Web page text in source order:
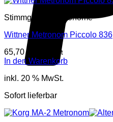
Stimmgeräte/Metronome
Wittner Metronom Piccolo 836
65,70
inkl. Mwst
In den Warenkorb
inkl. 20 % MwSt.
Sofort lieferbar